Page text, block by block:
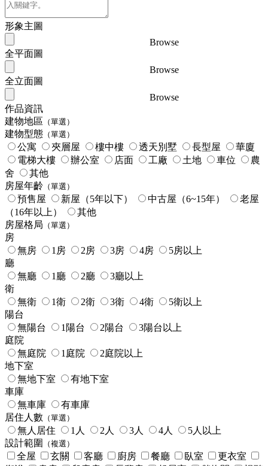
形象主圖
Browse
全平面圖
Browse
全立面圖
Browse
作品資訊
建物地區 （單選）
建物型態 （單選）
公寓 夾層屋 樓中樓 透天別墅 長型屋
華廈
電梯大樓
辦公室 店面 工廠 土地 車位
農
舍
其他
房屋年齡 （單選）
預售屋 新屋（5年以下） 中古屋（6~15年）
老屋
（16年以上）
其他
房屋格局 （單選）
房
無房
1房 2房 3房 4房
5房以上
廳
無廳
1廳 2廳
3廳以上
衛
無衛
1衛 2衛 3衛 4衛
5衛以上
陽台
無陽台
1陽台 2陽台
3陽台以上
庭院
無庭院
1庭院
2庭院以上
地下室
無地下室
有地下室
車庫
無車庫
有車庫
居住人數 （單選）
無人居住 1人 2人 3人 4人
5人以上
設計範圍
（複選）
全屋 玄關 客廳 廚房 餐廳 臥室
更衣室